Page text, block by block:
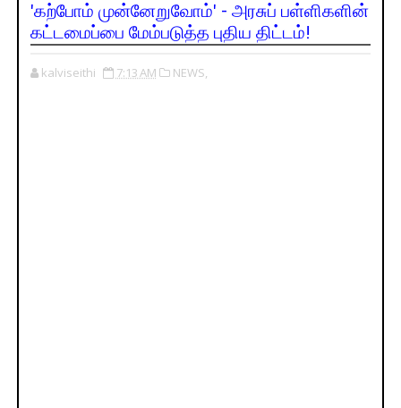
'கற்போம் முன்னேறுவோம்' - அரசுப் பள்ளிகளின்
கட்டமைப்பை மேம்படுத்த புதிய திட்டம்!
kalviseithi 7:13 AM NEWS,